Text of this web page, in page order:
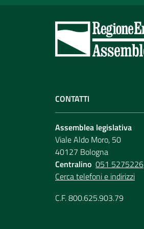
CONTATTI
Assemblea legislativa
Viale Aldo Moro, 50
40127 Bologna
Centralino 051 5275226
Cerca telefoni e indirizzi
C.F. 800.625.903.79